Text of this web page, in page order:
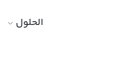
الحلول